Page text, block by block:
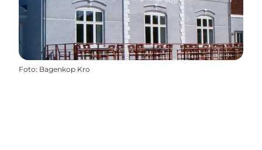
Foto: Bagenkop Kro